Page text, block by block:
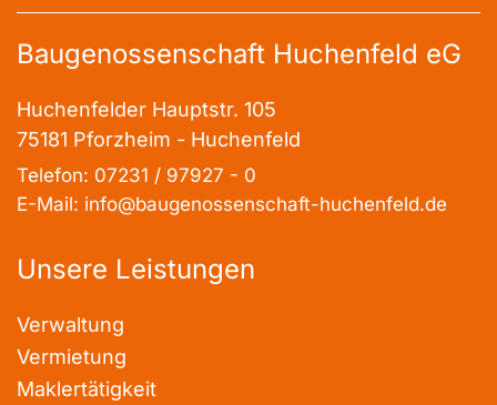
Baugenossenschaft Huchenfeld eG
Huchenfelder Hauptstr. 105
75181 Pforzheim - Huchenfeld
Telefon: 07231 / 97927 - 0
E-Mail: info@baugenossenschaft-huchenfeld.de
Unsere Leistungen
Verwaltung
Vermietung
Maklertätigkeit